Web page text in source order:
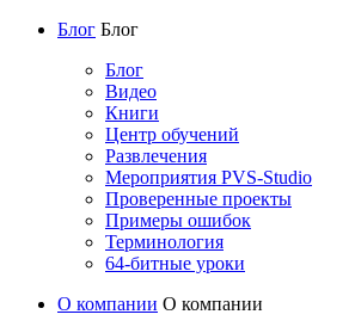
Блог Блог
Блог
Видео
Книги
Центр обучений
Развлечения
Мероприятия PVS-Studio
Проверенные проекты
Примеры ошибок
Терминология
64-битные уроки
О компании О компании